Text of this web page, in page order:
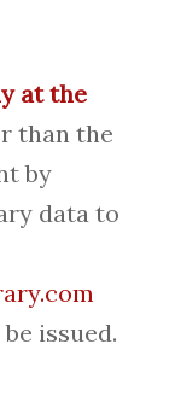
at the
than the
by
data to
issued.